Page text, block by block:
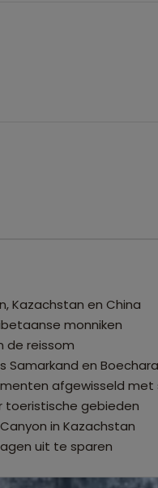
Kazachstan en China
monniken
de reissom
Samarkand en Boechara
afgewisseld
toeristische gebieden
in Kazachstan
uit te sparen